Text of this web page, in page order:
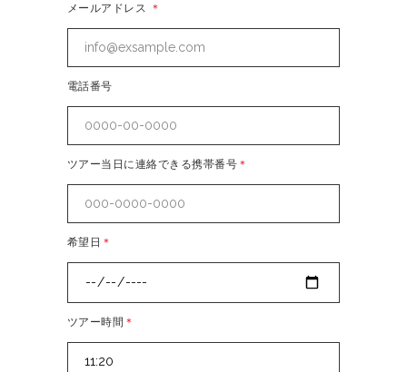
メールアドレス ＊
電話番号
ツアー当日に連絡できる携帯番号＊
希望日 ＊
ツアー時間 ＊